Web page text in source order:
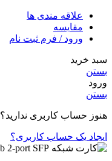
علاقه مندی ها
مقایسه
ورود / فرم ثبت نام
سبد خرید
بستن
ورود
بستن
هنوز حساب کاربری ندارید؟
ایجاد یک حساب کاربری؟